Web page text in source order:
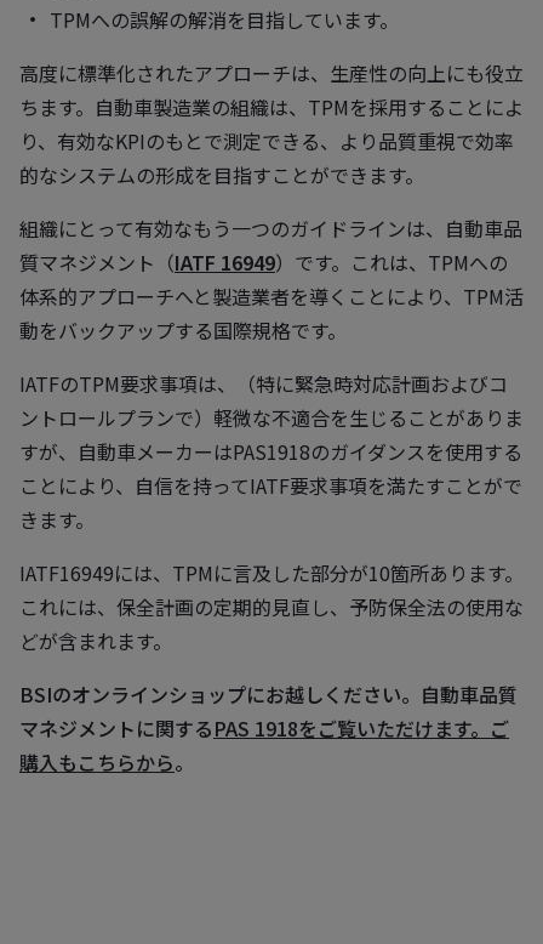
TPMへの誤解の解消を目指しています。
高度に標準化されたアプローチは、生産性の向上にも役立
ちます。自動車製造業の組織は、TPMを採用することによ
り、有効なKPIのもとで測定できる、より品質重視で効率
的なシステムの形成を目指すことができます。
組織にとって有効なもう一つのガイドラインは、自動車品
質マネジメント（IATF 16949）です。これは、TPMへの
体系的アプローチへと製造業者を導くことにより、TPM活
動をバックアップする国際規格です。
IATFのTPM要求事項は、（特に緊急時対応計画およびコ
ントロールプランで）軽微な不適合を生じることがありま
すが、自動車メーカーはPAS1918のガイダンスを使用する
ことにより、自信を持ってIATF要求事項を満たすことがで
きます。
IATF16949には、TPMに言及した部分が10箇所あります。
これには、保全計画の定期的見直し、予防保全法の使用な
どが含まれます。
BSIのオンラインショップにお越しください。自動車品質
マネジメントに関するPAS 1918をご覧いただけます。ご
購入もこちらから。